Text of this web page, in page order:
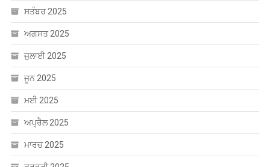
ਸਤੰਬਰ 2025
ਅਗਸਤ 2025
ਜੁਲਾਈ 2025
ਜੂਨ 2025
ਮਈ 2025
ਅਪ੍ਰੈਲ 2025
ਮਾਰਚ 2025
ਫਰਵਰੀ 2025